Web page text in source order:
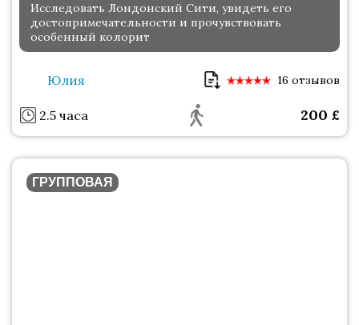
Исследовать Лондонский Сити, увидеть его
достопримечательности и прочувствовать
особенный колорит
Юлия 16 отзывов
2.5 часа 200 £
ГРУППОВАЯ